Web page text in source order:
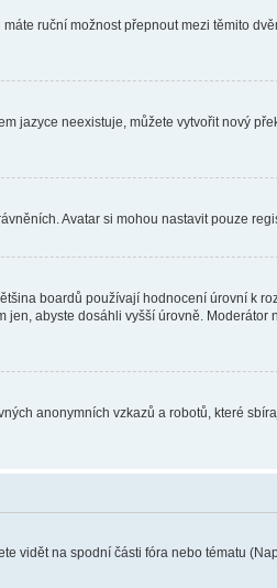
ruční možnost přepnout mezi těmito
jazyce neexistuje, můžete vytvořit nový
Avatar si mohou nastavit pouze
boardů používají hodnocení úrovní k
abyste dosáhli vyšší úrovně. Moderátor
anonymních vzkazů a robotů, které
vidět na spodní části fóra nebo tématu